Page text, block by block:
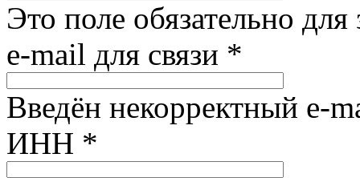
Это поле обязательно для
e-mail для связи *
Введён некорректный e-
ИНН *